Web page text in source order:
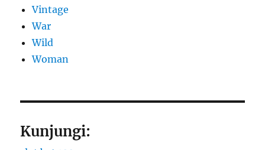
Vintage
War
Wild
Woman
Kunjungi: